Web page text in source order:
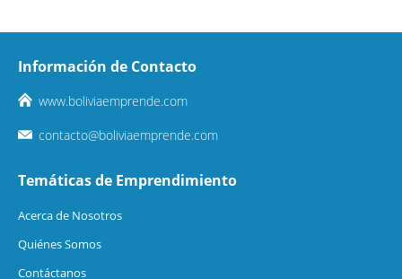
Información de Contacto
www.boliviaemprende.com
contacto@boliviaemprende.com
Temáticas de Emprendimiento
Acerca de Nosotros
Quiénes Somos
Contáctanos